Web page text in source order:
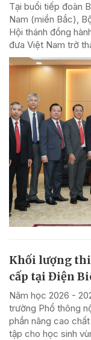
Tại buổi tiếp đoàn
Nam (miền Bắc),
Hội thánh đồng
đưa Việt Nam trở
Khối lượng
cấp tại Điện
Năm học 2026 -
trường Phổ thông
phần nâng cao
tập cho học sinh